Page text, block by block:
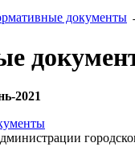
документы
2021